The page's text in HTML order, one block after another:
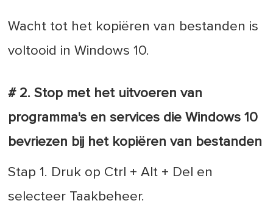
Wacht tot het kopiëren van bestanden is
voltooid in Windows 10.
# 2. Stop met het uitvoeren van
programma's en services die Windows 10
bevriezen bij het kopiëren van bestanden
Stap 1. Druk op Ctrl + Alt + Del en
selecteer Taakbeheer.